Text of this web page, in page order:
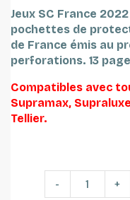
Jeux SC France
pochettes de
de France émis au
perforations. 13
Compatibles avec
Supramax,
Tellier.
- +